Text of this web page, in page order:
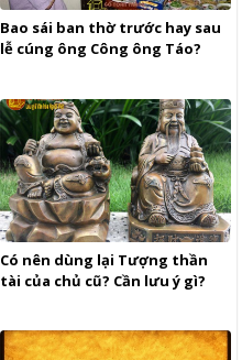
Bao sái ban thờ trước hay sau
lễ cúng ông Công ông Táo?
Có nên dùng lại Tượng thần
tài của chủ cũ? Cần lưu ý gì?